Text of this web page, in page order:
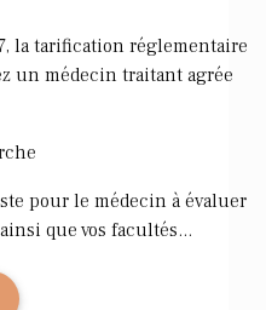
la tarification réglementaire
un médecin traitant agrée
pour le médecin à évaluer
que vos facultés...